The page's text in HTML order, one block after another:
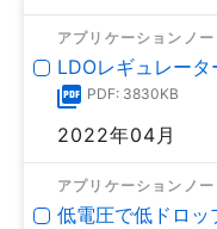
アプリケーションノー
LDOレギュレー
PDF: 3830KB
2022年04月
アプリケーションノー
低電圧で低ドロ